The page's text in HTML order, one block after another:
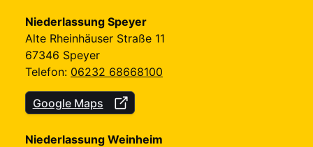
Niederlassung Speyer
Alte Rheinhäuser Straße 11
67346 Speyer
Telefon: 06232 68668100
Google Maps
Niederlassung Weinheim